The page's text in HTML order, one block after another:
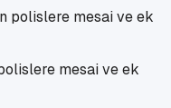
mesai ve ek